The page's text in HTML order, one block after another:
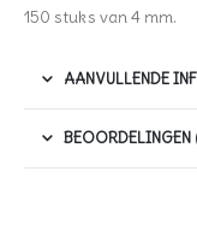
150 stuks van 4 mm.
AANVULLENDE
BEOORDELINGEN